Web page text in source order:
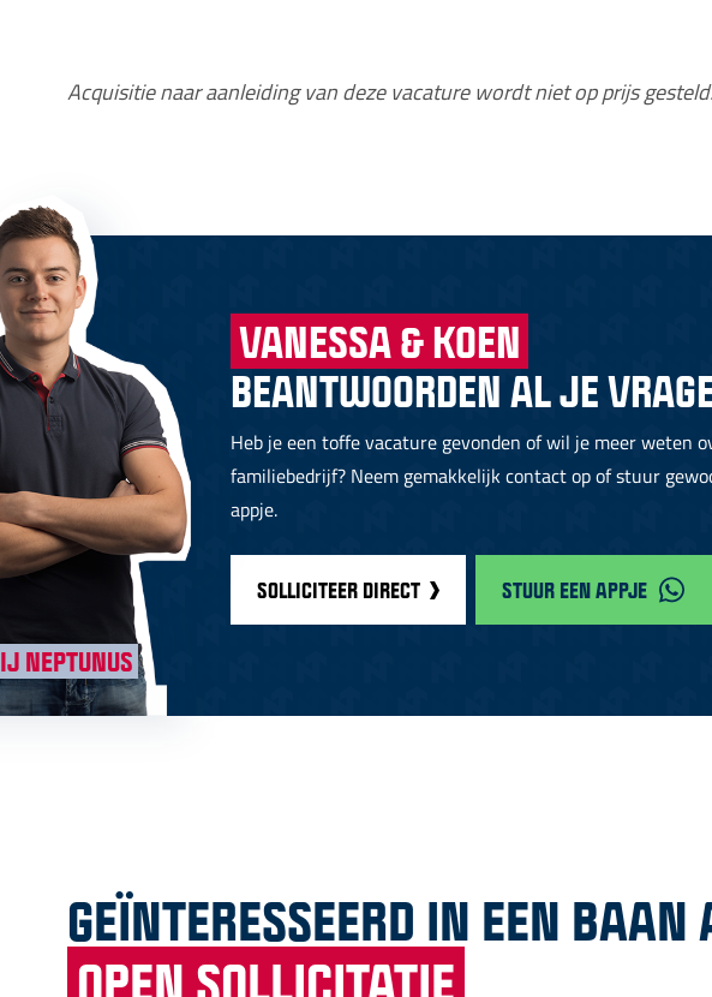
Acquisitie naar aanleiding van deze vacature wordt niet op prijs
VANESSA & KOEN
BEANTWOORDEN AL JE
Heb je een toffe vacature gevonden of wil je meer weten
familiebedrijf? Neem gemakkelijk contact op of stuur
appje.
SOLLICITEER DIRECT STUUR EEN APPJE
NEPTUNUS
GEÏNTERESSEERD IN EEN BAAN
OPEN SOLLICITATIE